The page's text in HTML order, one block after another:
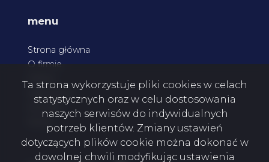
menu
Strona główna
O firmie
Kontakt
Ta strona wykorzystuje pliki cookies w celach
statystycznych oraz w celu dostosowania
naszych serwisów do indywidualnych
potrzeb klientów. Zmiany ustawień
dotyczących plików cookie można dokonać w
dowolnej chwili modyfikując ustawienia